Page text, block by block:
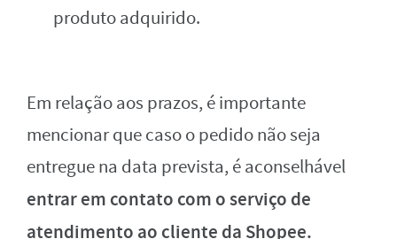
produto adquirido.
Em relação aos prazos, é importante
mencionar que caso o pedido não seja
entregue na data prevista, é aconselhável
entrar em contato com o serviço de
atendimento ao cliente da Shopee.